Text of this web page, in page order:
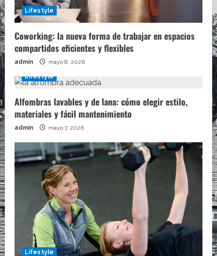
Lifestyle
Coworking: la nueva forma de trabajar en espacios
compartidos eficientes y flexibles
admin mayo 8, 2026
Lifestyle
Alfombras lavables y de lana: cómo elegir estilo,
materiales y fácil mantenimiento
admin mayo 7, 2026
Lifestyle